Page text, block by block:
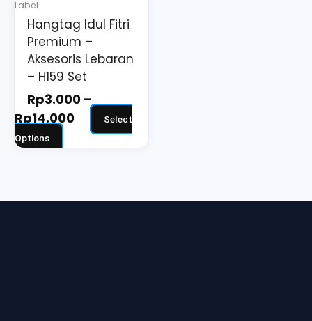
Label
Hangtag Idul Fitri
Premium –
Aksesoris Lebaran
– H159 Set
Rp3.000 –
Rp14.000
Select
Options
chosen
on
the
product
page